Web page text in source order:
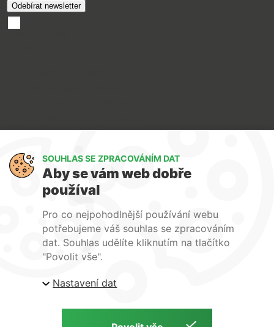
O nás
Kontakty
| ARTlighting.cz, Komenského 427 Újezd u Brna, 664
Copyright © 2026 | ARTlighting.cz | by
SOUHLAS SE ZPRACOVÁNÍM DAT
Aby se vám web dobře
používal
Pro co nejpohodlnější používání webu
potřebujeme váš souhlas se zpracováním
dat. Souhlas udělíte kliknutím na tlačítko
"Povolit vše".
Nastavení dat